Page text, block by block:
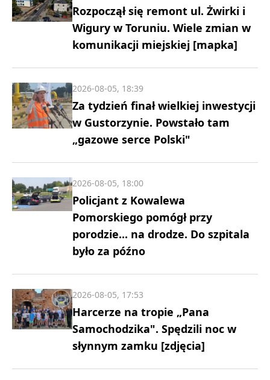
Rozpoczął się remont ul. Żwirki i
Wigury w Toruniu. Wiele zmian w
komunikacji miejskiej [mapka]
Za tydzień finał wielkiej inwestycji
w Gustorzynie. Powstało tam
„gazowe serce Polski"
2026-08-05, 18:39
Policjant z Kowalewa
Pomorskiego pomógł przy
porodzie... na drodze. Do szpitala
było za późno
2026-08-05, 18:00
Harcerze na tropie „Pana
Samochodzika". Spędzili noc w
słynnym zamku [zdjęcia]
2026-08-05, 17:53